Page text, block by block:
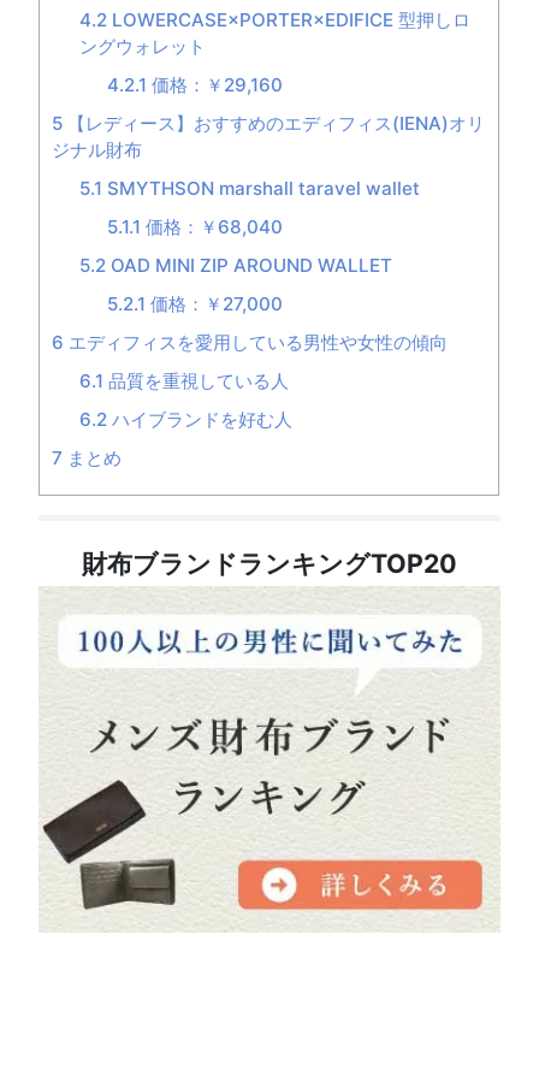
4.2 LOWERCASE×PORTER×EDIFICE 型押しロ
ングウォレット
4.2.1 価格：￥29,160
5 【レディース】おすすめのエディフィス(IENA)オリ
ジナル財布
5.1 SMYTHSON marshall taravel wallet
5.1.1 価格：￥68,040
5.2 OAD MINI ZIP AROUND WALLET
5.2.1 価格：￥27,000
6 エディフィスを愛用している男性や女性の傾向
6.1 品質を重視している人
6.2 ハイブランドを好む人
7 まとめ
財布ブランドランキングTOP20